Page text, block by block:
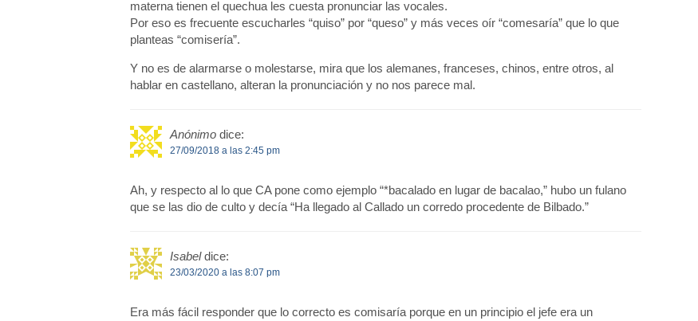
materna tienen el quechua les cuesta pronunciar las vocales.
Por eso es frecuente escucharles “quiso” por “queso” y más veces oír “comesaría” que lo que
planteas “comisería”.
Y no es de alarmarse o molestarse, mira que los alemanes, franceses, chinos, entre otros, al
hablar en castellano, alteran la pronunciación y no nos parece mal.
Anónimo dice:
27/09/2018 a las 2:45 pm
Ah, y respecto al lo que CA pone como ejemplo “*bacalado en lugar de bacalao,” hubo un fulano
que se las dio de culto y decía “Ha llegado al Callado un corredo procedente de Bilbado.”
Isabel dice:
23/03/2020 a las 8:07 pm
Era más fácil responder que lo correcto es comisaría porque en un principio el jefe era un